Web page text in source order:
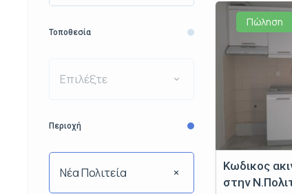
Τοποθεσία
Επιλέξτε
Περιοχή
Νέα Πολιτεία
Πώληση
Κωδικος
στην